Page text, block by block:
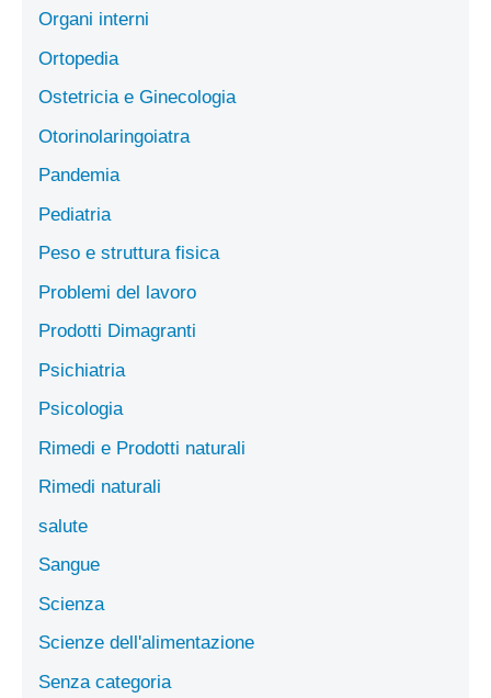
Organi interni
Ortopedia
Ostetricia e Ginecologia
Otorinolaringoiatra
Pandemia
Pediatria
Peso e struttura fisica
Problemi del lavoro
Prodotti Dimagranti
Psichiatria
Psicologia
Rimedi e Prodotti naturali
Rimedi naturali
salute
Sangue
Scienza
Scienze dell'alimentazione
Senza categoria